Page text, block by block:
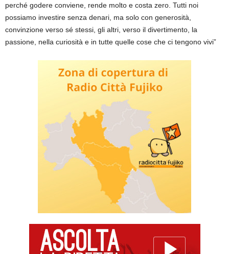
perché godere conviene, rende molto e costa zero. Tutti noi
possiamo investire senza denari, ma solo con generosità,
convinzione verso sé stessi, gli altri, verso il divertimento, la
passione, nella curiosità e in tutte quelle cose che ci tengono vivi”